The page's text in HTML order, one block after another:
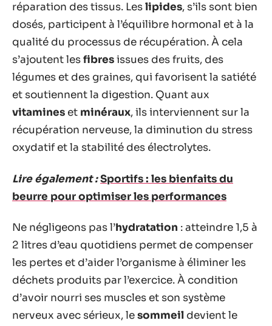
réparation des tissus. Leslipides, s’ils sont bien
dosés, participent à l’équilibre hormonal et à la
qualité du processus de récupération. À cela
s’ajoutent lesfibresissues des fruits, des
légumes et des graines, qui favorisent la satiété
et soutiennent la digestion. Quant aux
vitamines et minéraux, ils interviennent sur la
récupération nerveuse, la diminution du stress
oxydatif et la stabilité des électrolytes.
Lire également :Sportifs : les bienfaits du
beurre pour optimiser les performances
Ne négligeons pas l’hydratation : atteindre 1,5 à
2 litres d’eau quotidiens permet de compenser
les pertes et d’aider l’organisme à éliminer les
déchets produits par l’exercice. À condition
d’avoir nourri ses muscles et son système
nerveux avec sérieux, lesommeil devient le